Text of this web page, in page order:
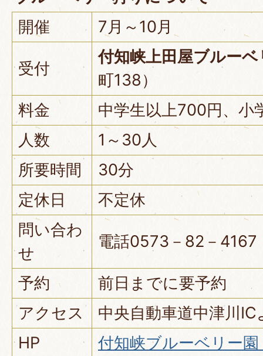
開催
7月～10月
受付
付知峡上田屋ブルーベ
町138）
料金
中学生以上700円、小
人数
1～30人
所要時間
30分
定休日
不定休
問い合わ
せ
電話0573－82－4167
予約
前日までに要予約
アクセス
中央自動車道中津川
HP
付知峡ブルーベリー